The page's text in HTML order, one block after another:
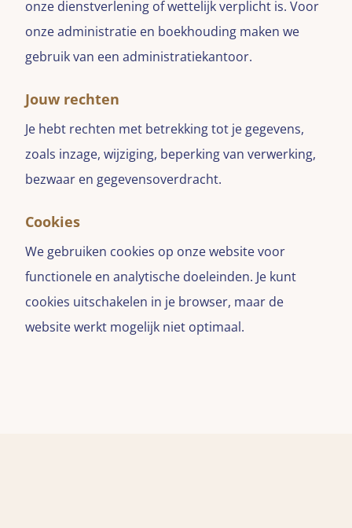
onze dienstverlening of wettelijk verplicht is. Voor
onze administratie en boekhouding maken we
gebruik van een administratiekantoor.
Jouw rechten
Je hebt rechten met betrekking tot je gegevens,
zoals inzage, wijziging, beperking van verwerking,
bezwaar en gegevensoverdracht.
Cookies
We gebruiken cookies op onze website voor
functionele en analytische doeleinden. Je kunt
cookies uitschakelen in je browser, maar de
website werkt mogelijk niet optimaal.